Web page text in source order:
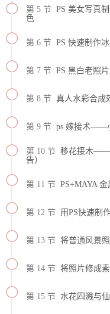
第 5 节 PS 美女写真
色
第 6 节 PS 快速制作
第 7 节 PS 黑白老照
第 8 节 真人水彩合成
第 9 节 ps 嫁接术——
第 10 节 移花接木——
告）
第 11 节 PS+MAYA
第 12 节 用PS快速制
第 13 节 将普通风景
第 14 节 将照片修成
第 15 节 水花四溅与